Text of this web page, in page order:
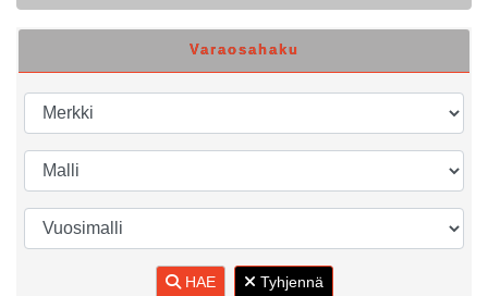
Varaosahaku
HAE Tyhjennä